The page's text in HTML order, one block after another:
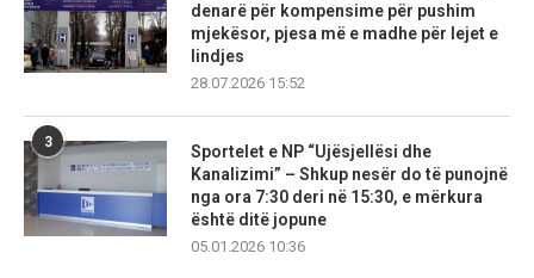
denarë për kompensime për pushim
mjekësor, pjesa më e madhe për lejet e
lindjes
28.07.2026 15:52
3
Sportelet e NP “Ujësjellësi dhe
Kanalizimi” – Shkup nesër do të punojnë
nga ora 7:30 deri në 15:30, e mërkura
është ditë jopune
05.01.2026 10:36